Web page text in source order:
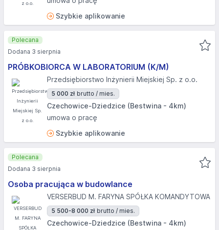
Szybkie aplikowanie
PRÓBKOBIORCA W LABORATORIUM (K/M)
Przedsiębiorstwo Inżynierii Miejskiej Sp. z o.o.
5 000 zł brutto / mies.
Czechowice-Dziedzice (Bestwina - 4km)
umowa o pracę
Szybkie aplikowanie
Polecana
Dodana 3 sierpnia
Osoba pracująca w budowlance
VERSERBUD M. FARYNA SPÓŁKA KOMANDYTOWA
5 500-8 000 zł brutto / mies.
Czechowice-Dziedzice (Bestwina - 4km)
Polecana
Dodana 3 sierpnia